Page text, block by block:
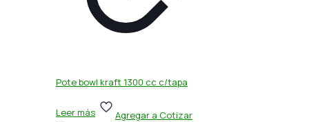
Pote bowl kraft 1300 cc c/tapa
Leer más Agregar a Cotizar